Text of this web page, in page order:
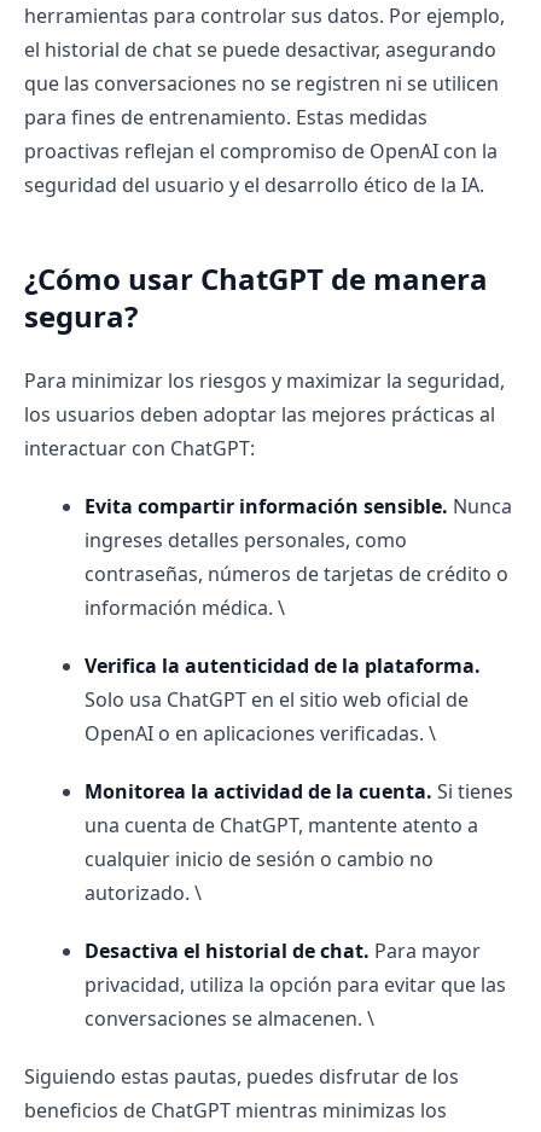
herramientas para controlar sus datos. Por ejemplo,
el historial de chat se puede desactivar, asegurando
que las conversaciones no se registren ni se utilicen
para fines de entrenamiento. Estas medidas
proactivas reflejan el compromiso de OpenAI con la
seguridad del usuario y el desarrollo ético de la IA.
¿Cómo usar ChatGPT de manera
segura?
Para minimizar los riesgos y maximizar la seguridad,
los usuarios deben adoptar las mejores prácticas al
interactuar con ChatGPT:
Evita compartir información sensible. Nunca
ingreses detalles personales, como
contraseñas, números de tarjetas de crédito o
información médica. \
Verifica la autenticidad de la plataforma.
Solo usa ChatGPT en el sitio web oficial de
OpenAI o en aplicaciones verificadas. \
Monitorea la actividad de la cuenta. Si tienes
una cuenta de ChatGPT, mantente atento a
cualquier inicio de sesión o cambio no
autorizado. \
Desactiva el historial de chat. Para mayor
privacidad, utiliza la opción para evitar que las
conversaciones se almacenen. \
Siguiendo estas pautas, puedes disfrutar de los
beneficios de ChatGPT mientras minimizas los